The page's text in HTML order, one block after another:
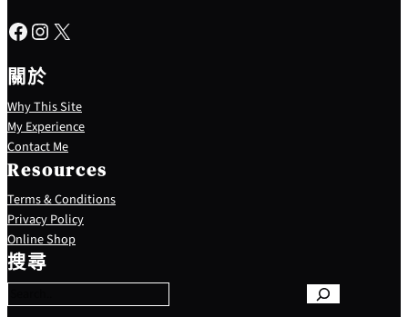
Facebook Instagram X
關於
Why This Site
My Experience
Contact Me
Resources
Terms & Conditions
Privacy Policy
Online Shop
搜尋
S
e
a
c